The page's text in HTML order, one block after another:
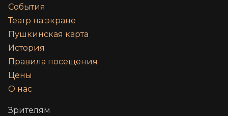
События
Театр на экране
Пушкинская карта
История
Правила посещения
Цены
О нас
Зрителям